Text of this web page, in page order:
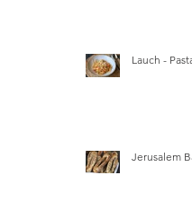
Lauch -
Jerusalem